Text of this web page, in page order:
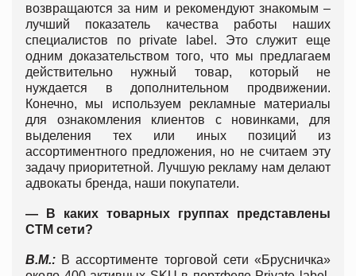
возвращаются за ним и рекомендуют знакомым –
лучший показатель качества работы наших
специалистов по private label. Это служит еще
одним доказательством того, что мы предлагаем
действительно нужный товар, который не
нуждается в дополнительном продвижении.
Конечно, мы используем рекламные материалы
для ознакомления клиентов с новинками, для
выделения тех или иных позиций из
ассортиментного предложения, но не считаем эту
задачу приоритетной. Лучшую рекламу нам делают
адвокаты бренда, наши покупатели.
— В
каких товарных группах представлены
СТМ сети?
В.М.: В ассортименте торговой сети «Брусничка»